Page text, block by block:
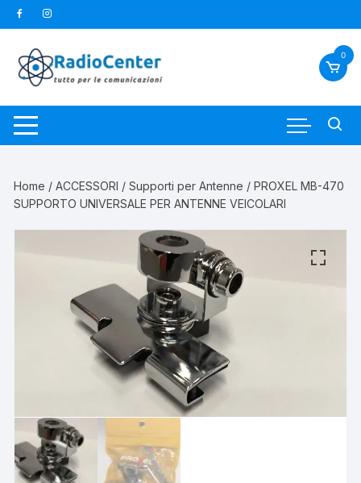
al
contenuto
0
Home /ACCESSORI /Supporti per Antenne / PROXEL MB-470
SUPPORTO UNIVERSALE PER ANTENNE VEICOLARI